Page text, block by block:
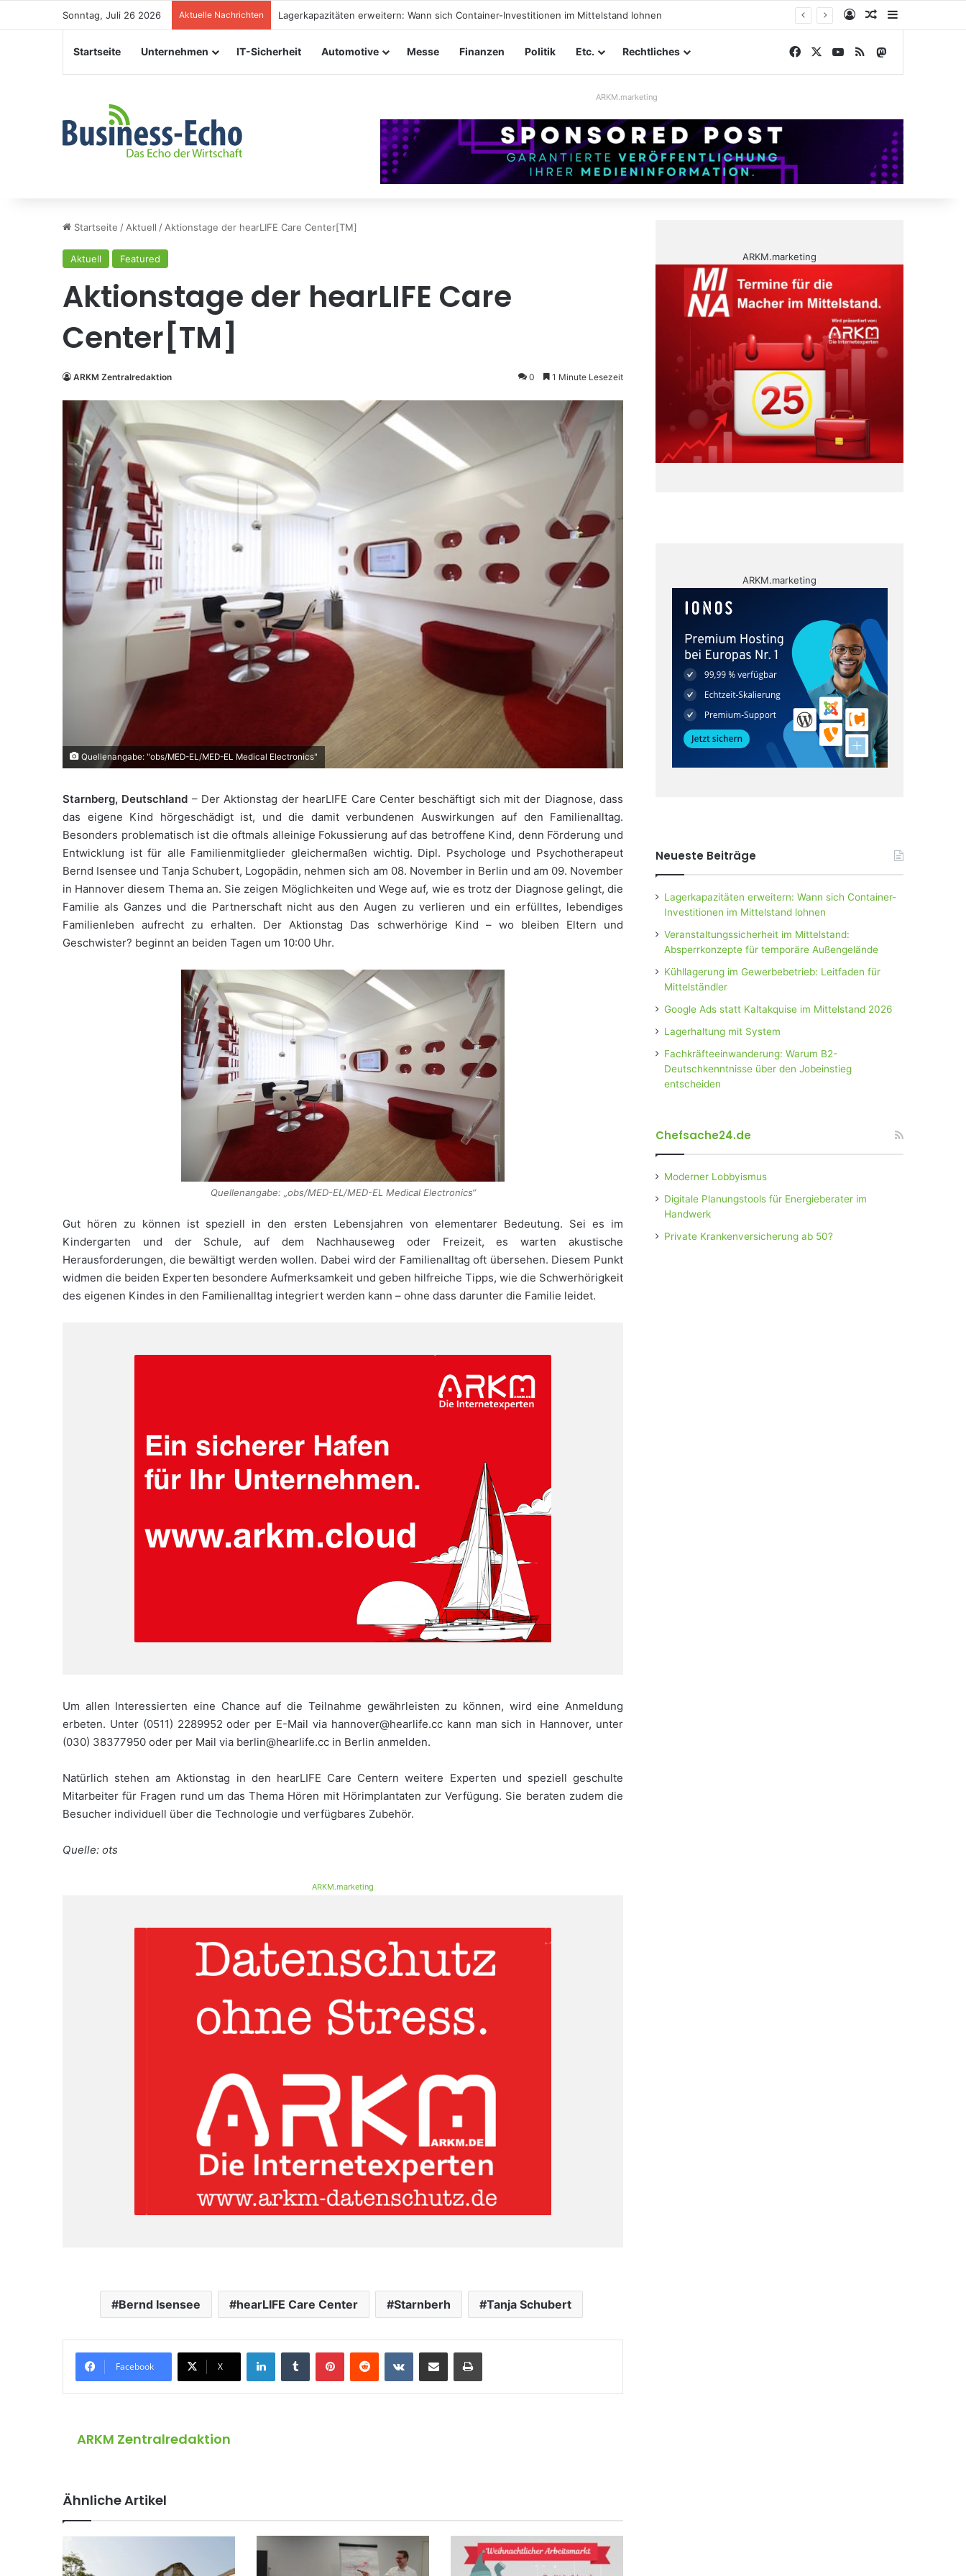
Sonntag, Juli 26 2026 Aktuelle Nachrichten Veranstaltungssicherheit im Mittelstand: Absperrkonzepte für temporäre Außengelände AnmeldenZufälliger
Startseite Unternehmen IT-Sicherheit Automotive Messe Finanzen Politik Etc. Rechtliches Facebook YouTube
RSS
ARKM.marketing
Startseite / Aktuell / Aktionstage der hearLIFE Care Center[TM]
Aktuell Featured
Aktionstage der hearLIFE Care
Center[TM]
ARKM Zentralredaktion 0 1 Minute Lesezeit
Quellenangabe: "obs/MED-EL/MED-EL Medical Electronics"
Starnberg, Deutschland – Der Aktionstag der hearLIFE Care Center beschäftigt sich mit der Diagnose, dass
das eigene Kind hörgeschädigt ist, und die damit verbundenen Auswirkungen auf den Familienalltag.
Besonders problematisch ist die oftmals alleinige Fokussierung auf das betroffene Kind, denn Förderung und
Entwicklung ist für alle Familienmitglieder gleichermaßen wichtig. Dipl. Psychologe und Psychotherapeut
Bernd Isensee und Tanja Schubert, Logopädin, nehmen sich am 08. November in Berlin und am 09. November
in Hannover diesem Thema an. Sie zeigen Möglichkeiten und Wege auf, wie es trotz der Diagnose gelingt, die
Familie als Ganzes und die Partnerschaft nicht aus den Augen zu verlieren und ein erfülltes, lebendiges
Familienleben aufrecht zu erhalten. Der Aktionstag Das schwerhörige Kind – wo bleiben Eltern und
Geschwister? beginnt an beiden Tagen um 10:00 Uhr.
Quellenangabe: „obs/MED-EL/MED-EL Medical Electronics“
Gut hören zu können ist speziell in den ersten Lebensjahren von elementarer Bedeutung. Sei es im
Kindergarten und der Schule, auf dem Nachhauseweg oder Freizeit, es warten akustische
Herausforderungen, die bewältigt werden wollen. Dabei wird der Familienalltag oft übersehen. Diesem Punkt
widmen die beiden Experten besondere Aufmerksamkeit und geben hilfreiche Tipps, wie die Schwerhörigkeit
des eigenen Kindes in den Familienalltag integriert werden kann – ohne dass darunter die Familie leidet.
Um allen Interessierten eine Chance auf die Teilnahme gewährleisten zu können, wird eine Anmeldung
erbeten. Unter (0511) 2289952 oder per E-Mail via hannover@hearlife.cc kann man sich in Hannover, unter
(030) 38377950 oder per Mail via berlin@hearlife.cc in Berlin anmelden.
Natürlich stehen am Aktionstag in den hearLIFE Care Centern weitere Experten und speziell geschulte
Mitarbeiter für Fragen rund um das Thema Hören mit Hörimplantaten zur Verfügung. Sie beraten zudem die
Besucher individuell über die Technologie und verfügbares Zubehör.
Quelle: ots
ARKM.marketing
Bernd Isensee hearLIFE Care Center Starnberh Tanja Schubert
Facebook X
ARKM Zentralredaktion
Ähnliche Artikel
ARKM.marketing
ARKM.marketing
Neueste Beiträge
Lagerkapazitäten erweitern: Wann sich Container-
Investitionen im Mittelstand lohnen
Veranstaltungssicherheit im Mittelstand:
Absperrkonzepte für temporäre Außengelände
Kühllagerung im Gewerbebetrieb: Leitfaden für
Mittelständler
Google Ads statt Kaltakquise im Mittelstand 2026
Lagerhaltung mit System
Fachkräfteeinwanderung: Warum B2-
Deutschkenntnisse über den Jobeinstieg
entscheiden
Chefsache24.de
Moderner Lobbyismus
Digitale Planungstools für Energieberater im
Handwerk
Private Krankenversicherung ab 50?